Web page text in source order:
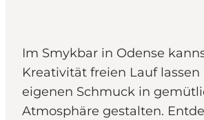
Im Smykbar in Odense
Kreativität freien Lauf
eigenen Schmuck in
Atmosphäre gestalten.